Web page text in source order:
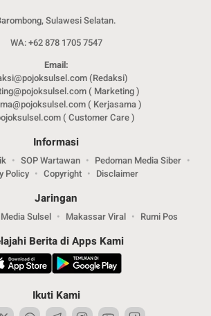
Sulawesi Selatan.
WA: +62 878 1705 7547
Email:
(Redaksi)
( Marketing )
( Kerjasama )
( Customer Care )
Informasi
SOP Wartawan
Pedoman Media Siber
Policy
Copyright Disclaimer
Jaringan
Media Sulsel Makassar Viral Rumi Pos
Berita di Apps Kami
Ikuti Kami